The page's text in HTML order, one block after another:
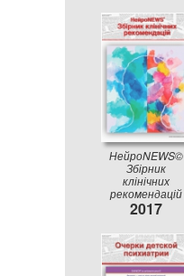
НейроNEWS©
Збірник
клінічних
рекомендацій
2017